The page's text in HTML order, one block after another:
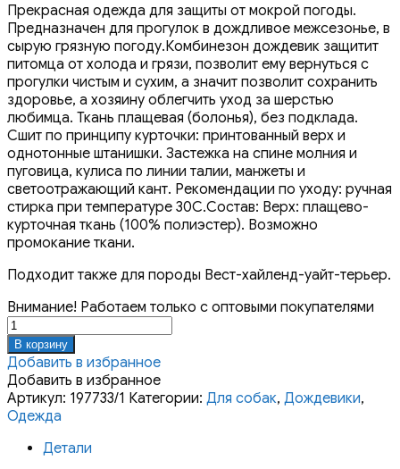
Прекрасная одежда для защиты от мокрой погоды.
Предназначен для прогулок в дождливое межсезонье, в
сырую грязную погоду.Комбинезон дождевик защитит
питомца от холода и грязи, позволит ему вернуться с
прогулки чистым и сухим, а значит позволит сохранить
здоровье, а хозяину облегчить уход за шерстью
любимца. Ткань плащевая (болонья), без подклада.
Сшит по принципу курточки: принтованный верх и
однотонные штанишки. Застежка на спине молния и
пуговица, кулиса по линии талии, манжеты и
светоотражающий кант. Рекомендации по уходу: ручная
стирка при температуре 30С.Состав: Верх: плащево-
курточная ткань (100% полиэстер). Возможно
промокание ткани.
Подходит также для породы Вест-хайленд-уайт-терьер.
Внимание! Работаем только с оптовыми покупателями
Количество
товара
Комбинезон
дождевик
ЙОРК
(ВЕСТ-
В корзину
Добавить в избранное
Добавить в избранное
Артикул: 197733/1 Категории: Для собак, Дождевики,
Одежда
Детали